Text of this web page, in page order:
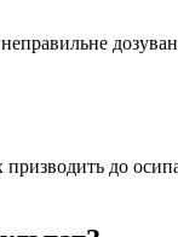
неправильне
до